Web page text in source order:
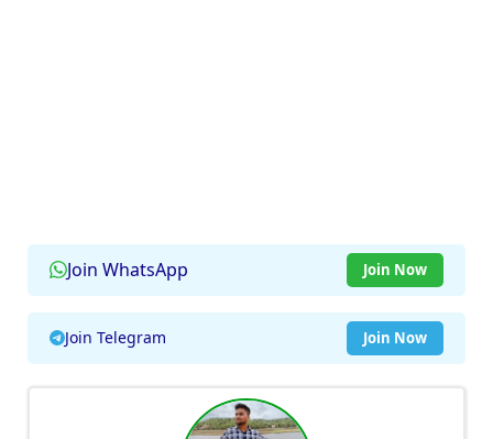
Join WhatsApp Join Now
Join Telegram Join Now